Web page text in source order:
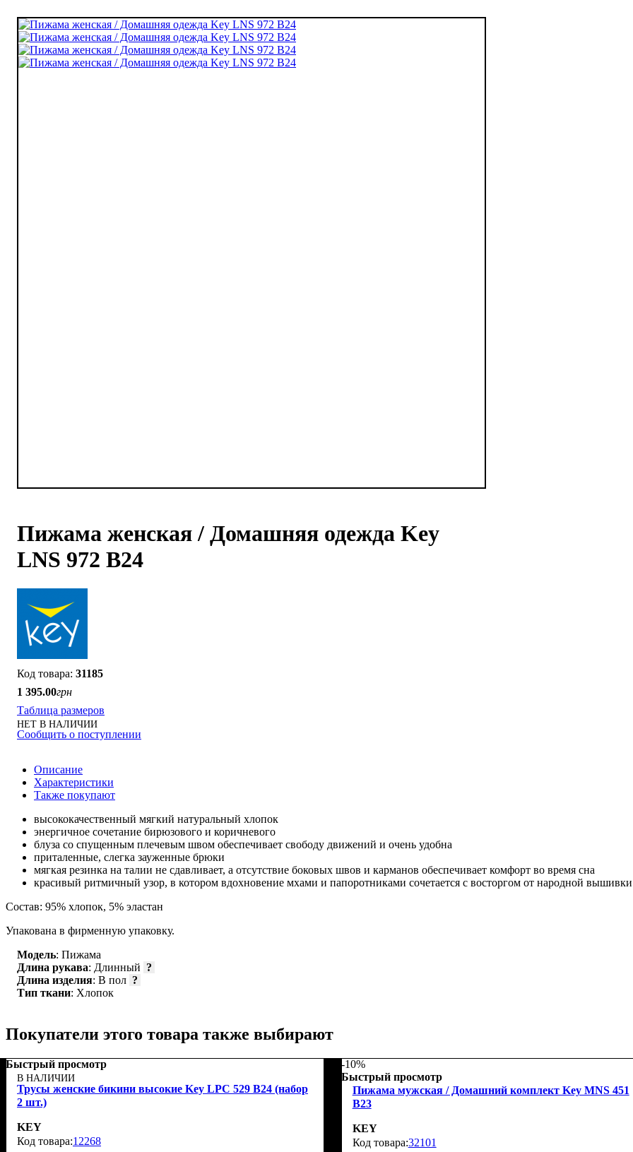
Пижама женская / Домашняя одежда Key
LNS 972 B24
31185
1 395.00грн
Таблица размеров
НЕТ В НАЛИЧИИ
Сообщить о поступлении
Описание
Характеристики
Также покупают
высококачественный мягкий натуральный хлопок
энергичное сочетание бирюзового и коричневого
блуза со спущенным плечевым швом обеспечивает свободу движений и очень удобна
приталенные, слегка зауженные брюки
мягкая резинка на талии не сдавливает, а отсутствие боковых швов и карманов обеспечивает комфорт во время сна
красивый ритмичный узор, в котором вдохновение мхами и папоротниками сочетается с восторгом от народной вышивки
Состав: 95% хлопок, 5% эластан
Упакована в фирменную упаковку.
Модель: Пижама
Длина рукава: Длинный ?
Длина изделия: В пол ?
Тип ткани: Хлопок
Покупатели этого товара также выбирают
Быстрый просмотр
В НАЛИЧИИ
Трусы женские бикини высокие Key LPC 529 B24 (набор
2 шт.)
KEY
12268
-10%
Быстрый просмотр
Пижама мужская / Домашний комплект Key MNS 451
B23
KEY
32101